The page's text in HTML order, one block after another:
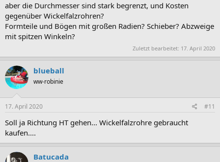
aber die Durchmesser sind stark begrenzt, und Kosten
gegenüber Wickelfalzrohren?
Formteile und Bögen mit großen Radien? Schieber? Abzweige
mit spitzen Winkeln?
Zuletzt bearbeitet: 17. April 2020
blueball
ww-robinie
17. April 2020 #11
Soll ja Richtung HT gehen... Wickelfalzrohre gebraucht
kaufen....
Batucada